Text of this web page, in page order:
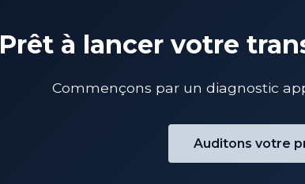
Prêt à lancer votre
Commençons par un diagnostic
Auditons votre